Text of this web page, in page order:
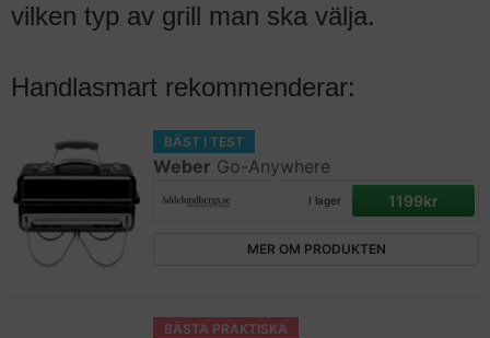
vilken typ av grill man ska välja.
Handlasmart rekommenderar:
BÄST I TEST
Weber Go-Anywhere
I lager 1199kr
MER OM PRODUKTEN
BÄSTA PRAKTISKA